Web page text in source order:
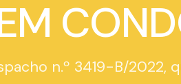
n.º 3419-B/2022,